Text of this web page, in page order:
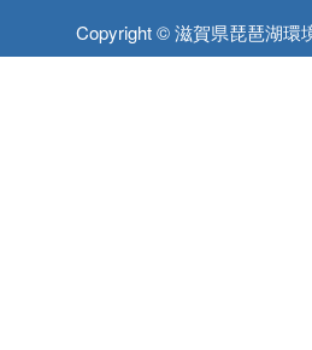
Copyright © 滋賀県琵琶湖環